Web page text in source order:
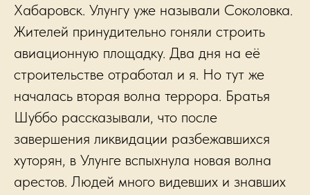
Хабаровск. Улунгу уже называли Соколовка.
Жителей принудительно гоняли строить
авиационную площадку. Два дня на её
строительстве отработал и я. Но тут же
началась вторая волна террора. Братья
Шуббо рассказывали, что после
завершения ликвидации разбежавшихся
хуторян, в Улунге вспыхнула новая волна
арестов. Людей много видевших и знавших